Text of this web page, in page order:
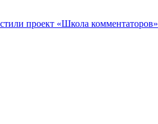
проект «Школа комментаторов»